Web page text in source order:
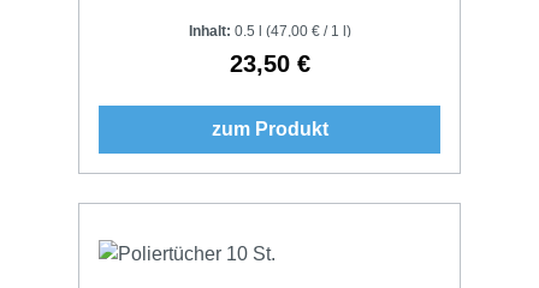
Inhalt: 0.5 l (47,00 € / 1 l)
Regulärer Preis:
23,50 €
zum Produkt